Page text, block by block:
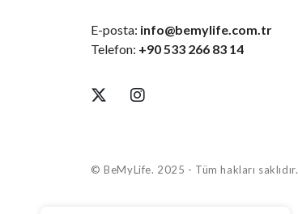
E-posta: info@bemylife.com.tr
Telefon: +90 533 266 83 14
© BeMyLife. 2025 - Tüm hakları saklıdır.